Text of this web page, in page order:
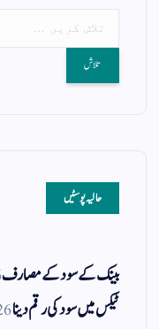
حالیہ پوسٹیں
بینک کے سود کے مصارف
ٹیکس میں سود کی رقم دینا